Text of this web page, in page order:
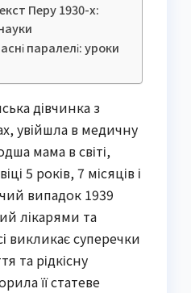
Перу 1930-х:
паралелі: уроки
дівчинка з
увійшла в медичну
мама в світі,
5 років, 7 місяців і
випадок 1939
лікарями та
викликає суперечки
та рідкісну
її статеве